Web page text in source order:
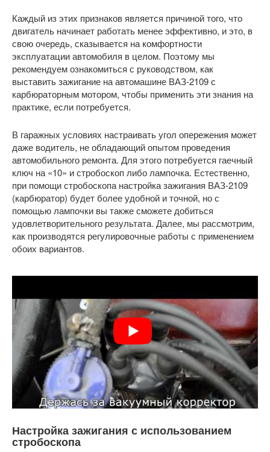
Каждый из этих признаков является причиной того, что
двигатель начинает работать менее эффективно, и это, в
свою очередь, сказывается на комфортности
эксплуатации автомобиля в целом. Поэтому мы
рекомендуем ознакомиться с руководством, как
выставить зажигание на автомашине ВАЗ-2109 с
карбюраторным мотором, чтобы применить эти знания на
практике, если потребуется.
В гаражных условиях настраивать угол опережения может
даже водитель, не обладающий опытом проведения
автомобильного ремонта. Для этого потребуется гаечный
ключ на «10» и стробоскоп либо лампочка. Естественно,
при помощи стробоскопа настройка зажигания ВАЗ-2109
(карбюратор) будет более удобной и точной, но с
помощью лампочки вы также сможете добиться
удовлетворительного результата. Далее, мы рассмотрим,
как производятся регулировочные работы с применением
обоих вариантов.
Настройка зажигания с использованием
стробоскопа